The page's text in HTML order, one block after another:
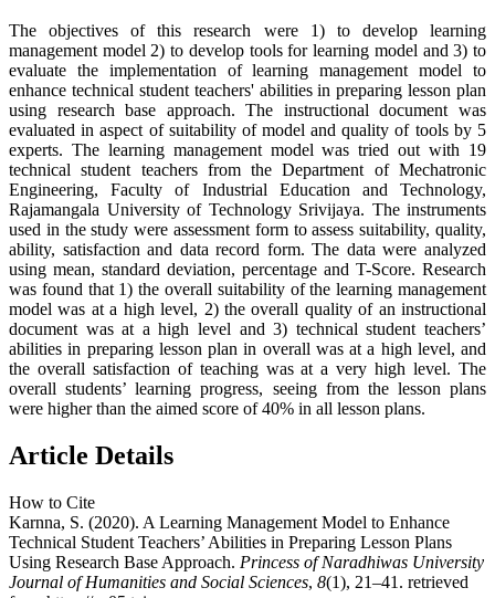
The objectives of this research were 1) to develop learning
management model 2) to develop tools for learning model and 3) to
evaluate the implementation of learning management model to
enhance technical student teachers' abilities in preparing lesson plan
using research base approach. The instructional document was
evaluated in aspect of suitability of model and quality of tools by 5
experts. The learning management model was tried out with 19
technical student teachers from the Department of Mechatronic
Engineering, Faculty of Industrial Education and Technology,
Rajamangala University of Technology Srivijaya. The instruments
used in the study were assessment form to assess suitability, quality,
ability, satisfaction and data record form. The data were analyzed
using mean, standard deviation, percentage and T-Score. Research
was found that 1) the overall suitability of the learning management
model was at a high level, 2) the overall quality of an instructional
document was at a high level and 3) technical student teachers’
abilities in preparing lesson plan in overall was at a high level, and
the overall satisfaction of teaching was at a very high level. The
overall students’ learning progress, seeing from the lesson plans
were higher than the aimed score of 40% in all lesson plans.
Article Details
How to Cite
Karnna, S. (2020). A Learning Management Model to Enhance
Technical Student Teachers’ Abilities in Preparing Lesson Plans
Using Research Base Approach. Princess of Naradhiwas University
Journal of Humanities and Social Sciences, 8(1), 21–41. retrieved